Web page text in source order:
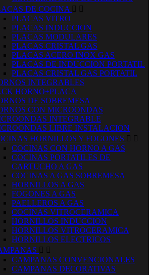
DE COCINA  
PLACAS VITRO
PLACAS INDUCCION
PLACAS MODULARES
PLACAS CRISTAL GAS
PLACAS ACERO INOX GAS
PLACAS DE INDUCCION PORTATIL
PLACAS CRISTAL GAS PORTATIL
INTEGRABLES
HORNO+PLACA
DE SOBREMESA
CON MICROONDAS
INTEGRABLE
LIBRE INSTALACION
HORNILLOS Y FOGONES  
COCINAS CON HORNO A GAS
COCINAS PORTATILES DE
CARTUCHO A GAS
COCINAS A GAS SOBREMESA
HORNILLOS A GAS
FOGONES A GAS
PAELLEROS A GAS
COCINAS VITROCERAMICA
HORNILLOS INDUCCION
HORNILLOS VITROCERAMICA
HORNILLOS ELECTRICOS
 
CAMPANAS CONVENCIONALES
CAMPANAS DECORATIVAS